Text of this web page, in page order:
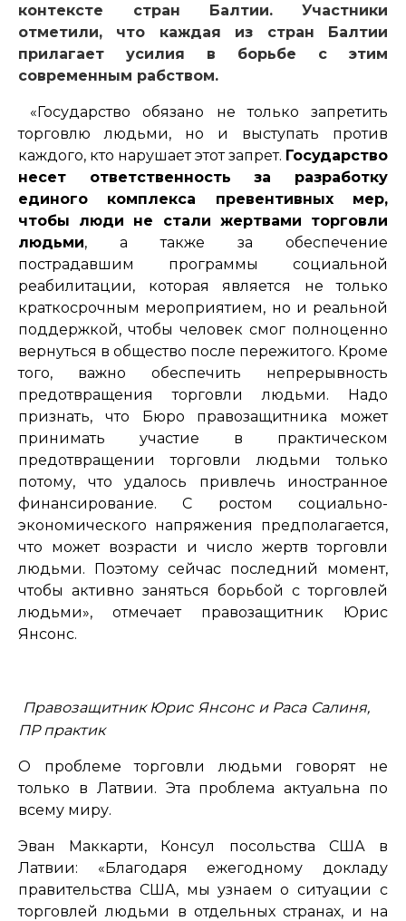
контексте стран Балтии.
Участники
отметили, что каждая из стран Балтии
прилагает усилия в борьбе с этим
современным рабством.
«Государство обязано не только запретить
торговлю людьми, но и выступать против
каждого, кто нарушает этот запрет. Государство
несет ответственность за разработку
единого комплекса превентивных мер,
чтобы люди не стали жертвами торговли
людьми, а также за обеспечение
пострадавшим программы социальной
реабилитации, которая является не только
краткосрочным мероприятием, но и реальной
поддержкой, чтобы человек смог полноценно
вернуться в общество после пережитого. Кроме
того, важно обеспечить непрерывность
предотвращения торговли людьми. Надо
признать, что Бюро правозащитника может
принимать участие в практическом
предотвращении торговли людьми только
потому, что удалось привлечь иностранное
финансирование. С ростом социально-
экономического напряжения предполагается,
что может возрасти и число жертв торговли
людьми. Поэтому сейчас последний момент,
чтобы активно заняться борьбой с торговлей
людьми», отмечает правозащитник Юрис
Янсонс.
Правозащитник Юрис Янсонс и Раса Салиня,
ПР практик
О проблеме торговли людьми говорят не
только в Латвии. Эта проблема актуальна по
всему миру.
Эван Маккарти, Консул посольства США в
Латвии: «Благодаря ежегодному докладу
правительства США, мы узнаем о ситуации с
торговлей людьми в отдельных странах, и на